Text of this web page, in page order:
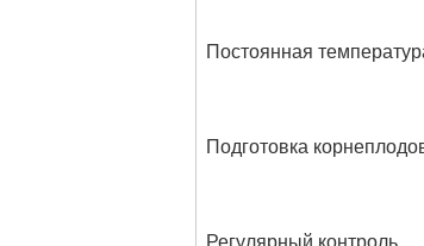
Постоянная
Подготовка